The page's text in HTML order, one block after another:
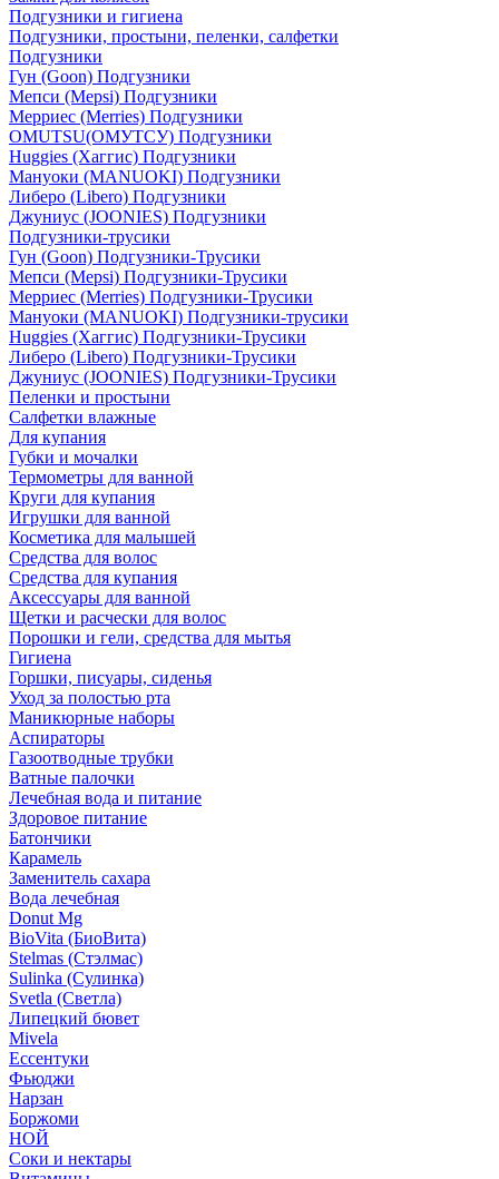
Подгузники и гигиена
Подгузники, простыни, пеленки, салфетки
Подгузники
Гун (Goon) Подгузники
Мепси (Mepsi) Подгузники
Мерриес (Merries) Подгузники
OMUTSU(ОМУТСУ) Подгузники
Huggies (Хаггис) Подгузники
Мануоки (MANUOKI) Подгузники
Либеро (Libero) Подгузники
Джуниус (JOONIES) Подгузники
Подгузники-трусики
Гун (Goon) Подгузники-Трусики
Мепси (Mepsi) Подгузники-Трусики
Мерриес (Merries) Подгузники-Трусики
Мануоки (MANUOKI) Подгузники-трусики
Huggies (Хаггис) Подгузники-Трусики
Либеро (Libero) Подгузники-Трусики
Джуниус (JOONIES) Подгузники-Трусики
Пеленки и простыни
Салфетки влажные
Для купания
Губки и мочалки
Термометры для ванной
Круги для купания
Игрушки для ванной
Косметика для малышей
Средства для волос
Средства для купания
Аксессуары для ванной
Щетки и расчески для волос
Порошки и гели, средства для мытья
Гигиена
Горшки, писуары, сиденья
Уход за полостью рта
Маникюрные наборы
Аспираторы
Газоотводные трубки
Ватные палочки
Лечебная вода и питание
Здоровое питание
Батончики
Карамель
Заменитель сахара
Вода лечебная
Donut Mg
BioVita (БиоВита)
Stelmas (Стэлмас)
Sulinka (Сулинка)
Svetla (Светла)
Липецкий бювет
Mivela
Ессентуки
Фьюджи
Нарзан
Боржоми
НОЙ
Соки и нектары